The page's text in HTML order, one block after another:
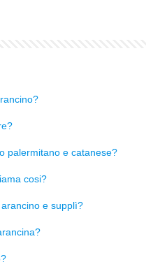
palermitano e catanese?
cosi?
e supplì?